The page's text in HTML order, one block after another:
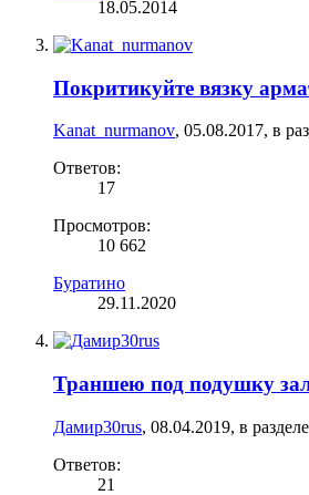
18.05.2014
Покритикуйте вязку
Kanat_nurmanov, 05.08.2017, в
Ответов:
17
Просмотров:
10 662
Буратино
29.11.2020
Траншею под подушку
Дамир30rus, 08.04.2019, в
Ответов:
21